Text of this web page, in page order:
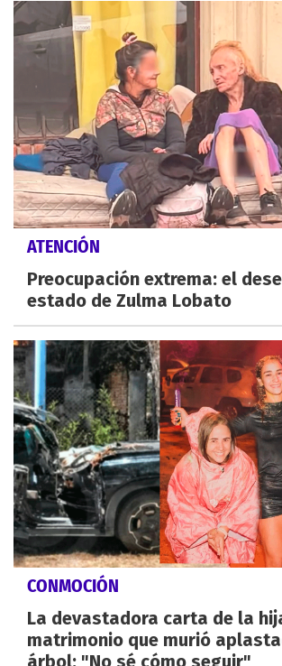
ATENCIÓN
Preocupación extrema: el
estado de Zulma Lobato
CONMOCIÓN
La devastadora carta de la
matrimonio que murió
árbol: "No sé cómo seguir"